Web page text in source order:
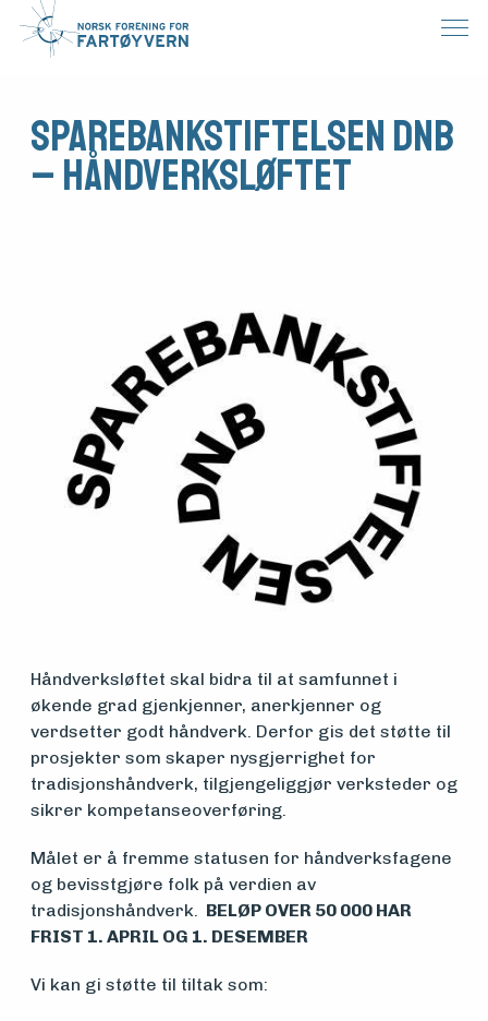
Medlemsfartøy
Søk
om
midler
Vern,
vedlikehold
Sparebankstiftelsen DNB
– Håndverksløftet
Håndverksløftet skal bidra til at samfunnet i
økende grad gjenkjenner, anerkjenner og
verdsetter godt håndverk. Derfor gis det støtte til
prosjekter som skaper nysgjerrighet for
tradisjonshåndverk, tilgjengeliggjør verksteder og
sikrer kompetanseoverføring.
Målet er å fremme statusen for håndverksfagene
og bevisstgjøre folk på verdien av
tradisjonshåndverk. BELØP OVER 50 000 HAR
FRIST 1. APRIL OG 1. DESEMBER
Vi kan gi støtte til tiltak som: